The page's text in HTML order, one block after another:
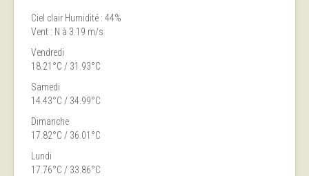
Ciel clair Humidité : 44%
Vent : N à 3.19 m/s
Vendredi
18.21°C / 31.93°C
Samedi
14.43°C / 34.99°C
Dimanche
17.82°C / 36.01°C
Lundi
17.76°C / 33.86°C